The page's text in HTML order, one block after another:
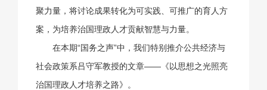
聚力量，将讨论成果转化为可实践、可推广的育人方
案，为培养治国理政人才贡献智慧与力量。
在本期“国务之声”中，我们特别推介公共经济与
社会政策系吕守军教授的文章——《以思想之光照亮
治国理政人才培养之路》。